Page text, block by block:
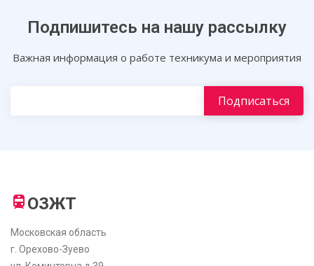
Подпишитесь на нашу рассылку
Важная информация о работе техникума и мероприятия
ОЗЖТ
Московская область
г. Орехово-Зуево